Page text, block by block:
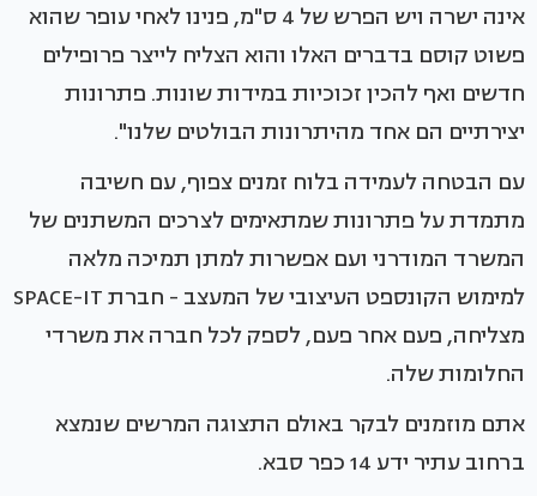
אינה ישרה ויש הפרש של 4 ס"מ, פנינו לאחי עופר שהוא
פשוט קוסם בדברים האלו והוא הצליח לייצר פרופילים
חדשים ואף להכין זכוכיות במידות שונות. פתרונות
יצירתיים הם אחד מהיתרונות הבולטים שלנו".
עם הבטחה לעמידה בלוח זמנים צפוף, עם חשיבה
מתמדת על פתרונות שמתאימים לצרכים המשתנים של
המשרד המודרני ועם אפשרות למתן תמיכה מלאה
למימוש הקונספט העיצובי של המעצב - חברת SPACE-IT
מצליחה, פעם אחר פעם, לספק לכל חברה את משרדי
החלומות שלה.
אתם מוזמנים לבקר באולם התצוגה המרשים שנמצא
ברחוב עתיר ידע 14 כפר סבא.